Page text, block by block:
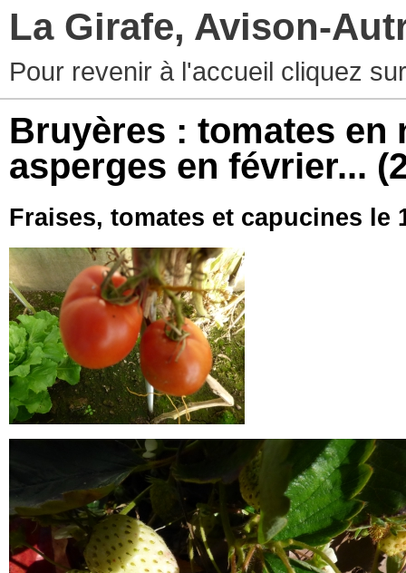
La Girafe, Avison-
Pour revenir à l'accueil cliquez
Bruyères : tomates en
asperges en février...
Fraises, tomates et capucines le